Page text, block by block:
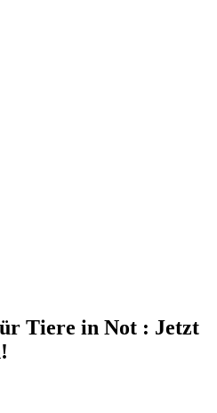
Tiere in Not : Jetzt